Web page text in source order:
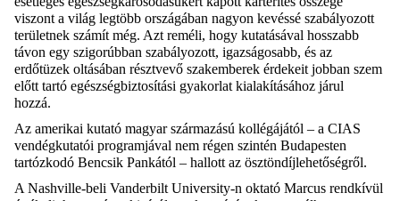
viszont a világ legtöbb országában nagyon kevéssé szabályozott
területnek számít még. Azt reméli, hogy kutatásával hosszabb
távon egy szigorúbban szabályozott, igazságosabb, és az
erdőtüzek oltásában résztvevő szakemberek érdekeit jobban szem
előtt tartó egészségbiztosítási gyakorlat kialakításához járul
hozzá.
Az amerikai kutató magyar származású kollégájától – a CIAS
vendégkutatói programjával nem régen szintén Budapesten
tartózkodó Bencsik Pankától – hallott az ösztöndíjlehetőségről.
A Nashville-beli Vanderbilt University-n oktató Marcus rendkívül